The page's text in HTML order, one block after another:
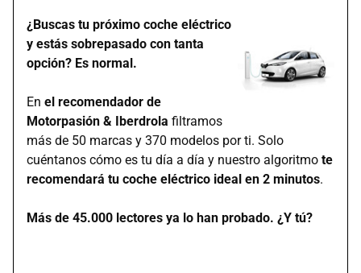
¿Buscas tu próximo coche eléctrico
y estás sobrepasado con tanta
opción? Es normal.
En el recomendador de
Motorpasión & Iberdrola filtramos
más de 50 marcas y 370 modelos por ti. Solo
cuéntanos cómo es tu día a día y nuestro algoritmo te
recomendará tu coche eléctrico ideal en 2 minutos.
Más de 45.000 lectores ya lo han probado. ¿Y tú?